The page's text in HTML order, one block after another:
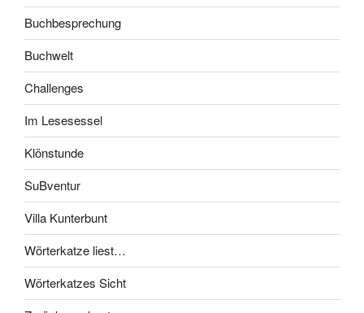
Buchbesprechung
Buchwelt
Challenges
Im Lesesessel
Klönstunde
SuBventur
Villa Kunterbunt
Wörterkatze liest…
Wörterkatzes Sicht